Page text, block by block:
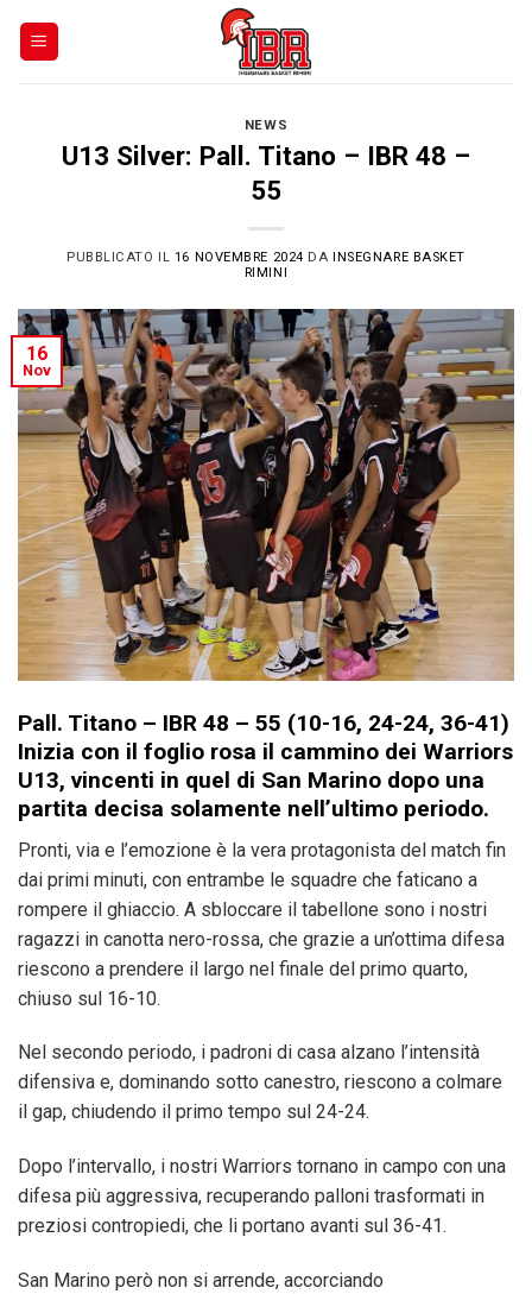
NEWS
U13 Silver: Pall. Titano – IBR 48 –
55
PUBBLICATO IL 16 NOVEMBRE 2024 DAINSEGNARE BASKET
RIMINI
16
Nov
Pall. Titano – IBR 48 – 55 (10-16, 24-24, 36-41)
Inizia con il foglio rosa il cammino dei Warriors
U13, vincenti in quel di San Marino dopo una
partita decisa solamente nell’ultimo periodo.
Pronti, via e l’emozione è la vera protagonista del match fin
dai primi minuti, con entrambe le squadre che faticano a
rompere il ghiaccio. A sbloccare il tabellone sono i nostri
ragazzi in canotta nero-rossa, che grazie a un’ottima difesa
riescono a prendere il largo nel finale del primo quarto,
chiuso sul 16-10.
Nel secondo periodo, i padroni di casa alzano l’intensità
difensiva e, dominando sotto canestro, riescono a colmare
il gap, chiudendo il primo tempo sul 24-24.
Dopo l’intervallo, i nostri Warriors tornano in campo con una
difesa più aggressiva, recuperando palloni trasformati in
preziosi contropiedi, che li portano avanti sul 36-41.
San Marino però non si arrende, accorciando